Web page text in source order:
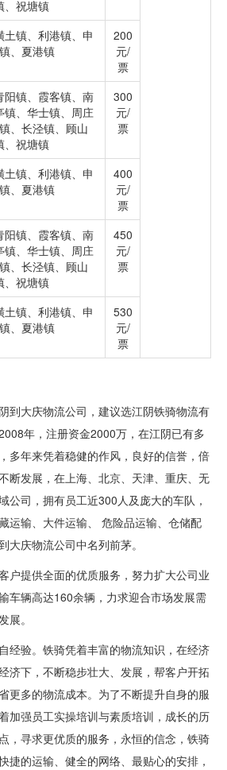
、祝塘镇
土镇、利港镇、申
、夏港镇
200
元/
票
阳镇、霞客镇、南
镇、华士镇、周庄
、长泾镇、顾山
、祝塘镇
300
元/
票
土镇、利港镇、申
、夏港镇
400
元/
票
阳镇、霞客镇、南
镇、华士镇、周庄
、长泾镇、顾山
、祝塘镇
450
元/
票
土镇、利港镇、申
、夏港镇
530
元/
票
到大庆物流公司，建议选江阴铁骑物流有
年，注册资金2000万，在江阴已有多
多年来凭着稳健的作风，良好的信誉，倍
断发展，在上海、北京、天津、重庆、无
公司，拥有员工近300人及庞大的车队，
运输、大件运输、 危险品运输、仓储配
大庆物流公司中名列前茅。
户提供全面的优质服务，努力扩大公司业
车辆高达160余辆，力求迎合市场发展需
展。
经验。铁骑凭着丰富的物流知识，在经济
济下，不断稳步壮大、发展，帮客户开拓
更多的物流成本。为了不断提升自身的服
加强员工实操培训与素质培训，成长的历
，寻求更优质的服务，永恒的信念，铁骑
捷的运输、健全的网络、最贴心的安排，